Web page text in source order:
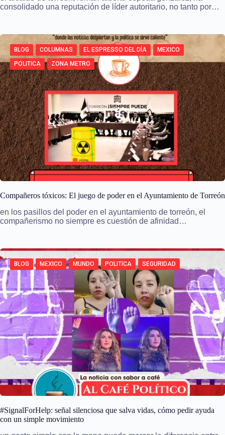
consolidado una reputación de líder autoritario, no tanto por…
BLOG COLUMNAS EL ESPRESSO DEL DÍA
MEXICO
POLITICA
ZONA METRO
Compañeros tóxicos: El juego de poder en el Ayuntamiento de Torreón
en los pasillos del poder en el ayuntamiento de torreón, el
compañerismo no siempre es cuestión de afinidad…
BLOG MEXICO MUNDO POLITICA SEGURIDAD
#SignalForHelp: señal silenciosa que salva vidas, cómo pedir ayuda
con un simple movimiento